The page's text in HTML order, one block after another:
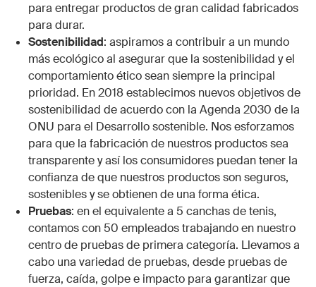
para entregar productos de gran calidad fabricados
para durar.
Sostenibilidad: aspiramos a contribuir a un mundo
más ecológico al asegurar que la sostenibilidad y el
comportamiento ético sean siempre la principal
prioridad. En 2018 establecimos nuevos objetivos de
sostenibilidad de acuerdo con la Agenda 2030 de la
ONU para el Desarrollo sostenible. Nos esforzamos
para que la fabricación de nuestros productos sea
transparente y así los consumidores puedan tener la
confianza de que nuestros productos son seguros,
sostenibles y se obtienen de una forma ética.
Pruebas: en el equivalente a 5 canchas de tenis,
contamos con 50 empleados trabajando en nuestro
centro de pruebas de primera categoría. Llevamos a
cabo una variedad de pruebas, desde pruebas de
fuerza, caída, golpe e impacto para garantizar que